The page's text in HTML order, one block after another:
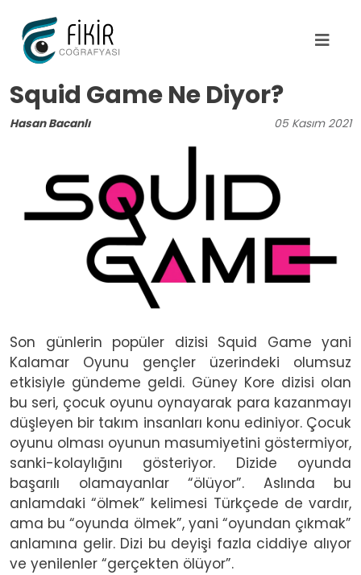
Squid Game Ne Diyor?
Hasan Bacanlı 05 Kasım 2021
Son günlerin popüler dizisi Squid Game yani
Kalamar Oyunu gençler üzerindeki olumsuz
etkisiyle gündeme geldi. Güney Kore dizisi olan
bu seri, çocuk oyunu oynayarak para kazanmayı
düşleyen bir takım insanları konu ediniyor. Çocuk
oyunu olması oyunun masumiyetini göstermiyor,
sanki-kolaylığını gösteriyor. Dizide oyunda
başarılı olamayanlar “ölüyor”. Aslında bu
anlamdaki “ölmek” kelimesi Türkçede de vardır,
ama bu “oyunda ölmek”, yani “oyundan çıkmak”
anlamına gelir. Dizi bu deyişi fazla ciddiye alıyor
ve yenilenler “gerçekten ölüyor”.